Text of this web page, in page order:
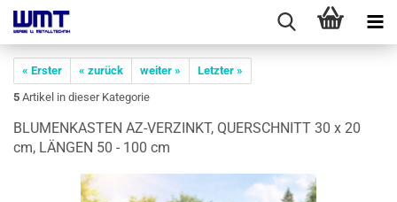
« Erster « zurück weiter »
Letzter »
5 Artikel in dieser Kategorie
BLU­MEN­KAS­TEN AZ-​VERZINKT, QUER­SCHNITT 30 x 20
cm, LÄN­GEN 50 - 100 cm